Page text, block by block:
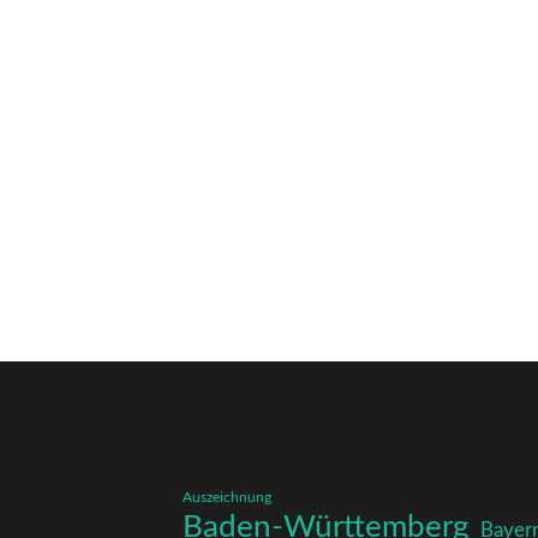
Auszeichnung
Baden-Württemberg